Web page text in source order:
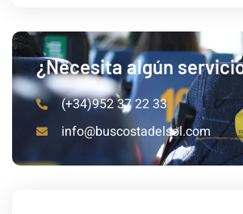
¿Necesita algún
(+34)952 37 22 33
info@buscostadelsol.com